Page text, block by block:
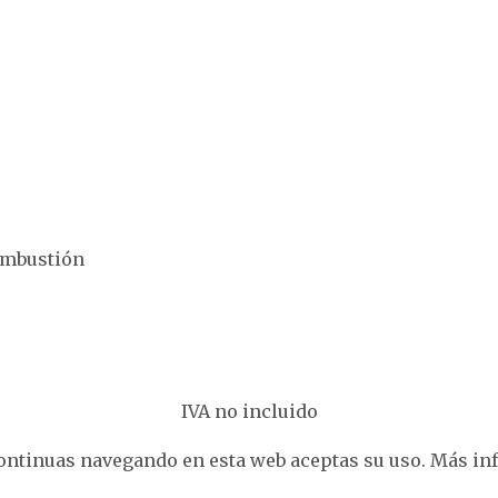
IVA no incluido
navegando en esta web aceptas su uso. Más